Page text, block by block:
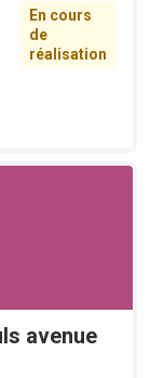
En cours
de
réalisation
avenue